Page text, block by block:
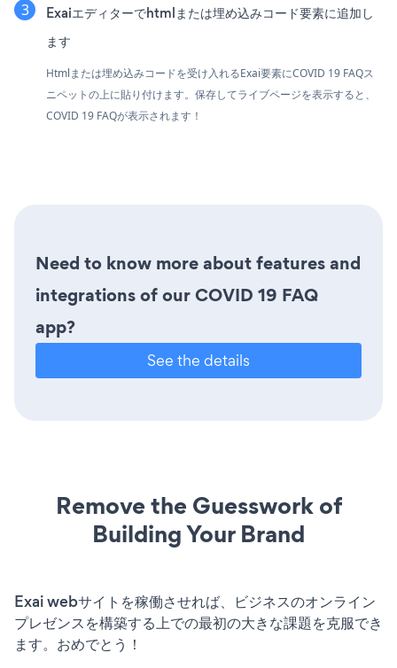
Exaiエディターでhtmlまたは埋め込みコード要素に追加し
ます
Htmlまたは埋め込みコードを受け入れるExai要素にCOVID 19 FAQス
ニペットの上に貼り付けます。保存してライブページを表示すると、
COVID 19 FAQが表示されます！
Need to know more about features and
integrations of our COVID 19 FAQ
app?
See the details
Remove the Guesswork of
Building Your Brand
Exai webサイトを稼働させれば、ビジネスのオンライン
プレゼンスを構築する上での最初の大きな課題を克服でき
ます。おめでとう！